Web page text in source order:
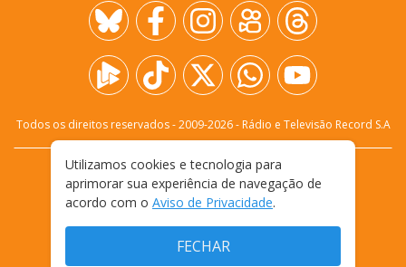
Todos os direitos reservados - 2009-2026- Rádio e Televisão Record S.A
FALE CONOSCO
PRIVACIDADE
TERMOS E CONDIÇÕES DE USO
Utilizamos cookies e tecnologia para
aprimorar sua experiência de navegação de
acordo com o Aviso de Privacidade.
FECHAR